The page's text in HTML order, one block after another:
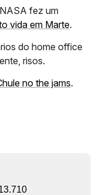
fez um
vida em Marte.
do home office
risos.
no the jams.